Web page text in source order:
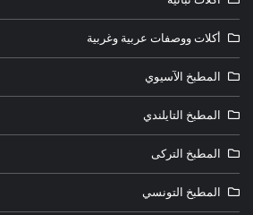
أكلات ووصفات عربية وغربية
المطبخ الآسيوي
المطبخ التايلندي
المطبخ التركى
المطبخ التونسي